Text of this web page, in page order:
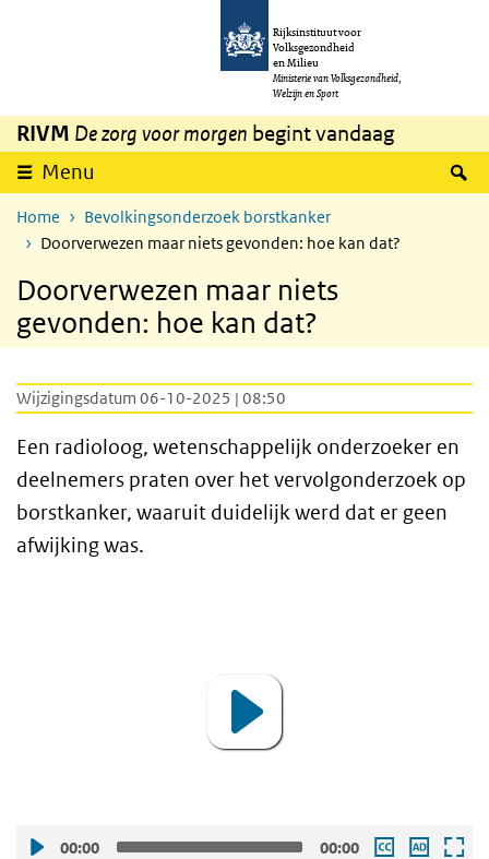
Overslaan en naar de inhoud gaan
Rijksinstituut voor
Volksgezondheid
en Milieu
Ministerie van Volksgezondheid,
Welzijn en Sport
RIVM De zorg voor morgen begint vandaag
Menu
Home
Bevolkingsonderzoek borstkanker
Doorverwezen maar niets gevonden: hoe kan dat?
Doorverwezen maar niets
gevonden: hoe kan dat?
Wijzigingsdatum 06-10-2025 | 08:50
Een radioloog, wetenschappelijk onderzoeker en
deelnemers praten over het vervolgonderzoek op
borstkanker, waaruit duidelijk werd dat er geen
afwijking was.
00:00 00:00